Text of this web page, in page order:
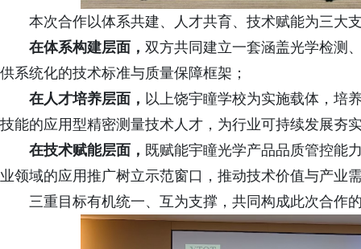
本次合作以体系共建、人才共育、技术赋能为三大
在体系构建层面， 双方共同建立一套涵盖光学检测
供系统化的技术标准与质量保障框架；
在人才培养层面， 以上饶宇瞳学校为实施载体，培
技能的应用型精密测量技术人才，为行业可持续发展夯
在技术赋能层面， 既赋能宇瞳光学产品品质管控能
业领域的应用推广树立示范窗口，推动技术价值与产业
三重目标有机统一、互为支撑，共同构成此次合作